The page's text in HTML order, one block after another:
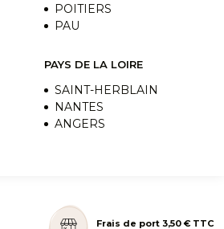
POITIERS
PAU
PAYS DE LA LOIRE
SAINT-HERBLAIN
NANTES
ANGERS
Frais de port 3,50 € TTC